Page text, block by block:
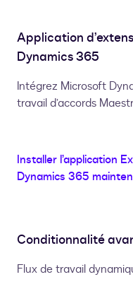
Application
Dynamics 365
Intégrez Microsoft
travail d’accords
Installer l’application
Dynamics 365
Conditionnalité
Flux de travail